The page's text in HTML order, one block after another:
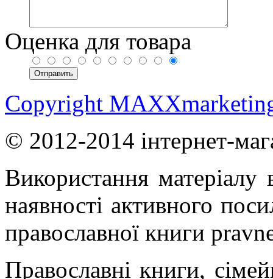
Оценка для товара
Copyright
© 2012-2014 інтернет-
Використання матеріалу
наявності активного
православної книги
Православні книги,